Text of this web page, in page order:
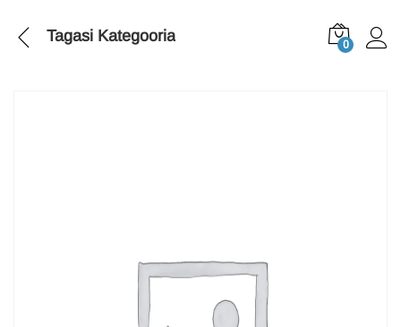
Tagasi Kategooria 0